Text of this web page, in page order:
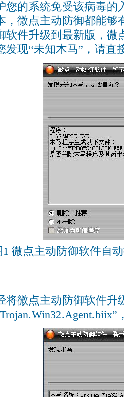
您的系统免受该病毒
，微点主动防御都能
软件升级到最新版，
发现“未知木马”，请直
1 微点主动防御软件自
将微点主动防御软件